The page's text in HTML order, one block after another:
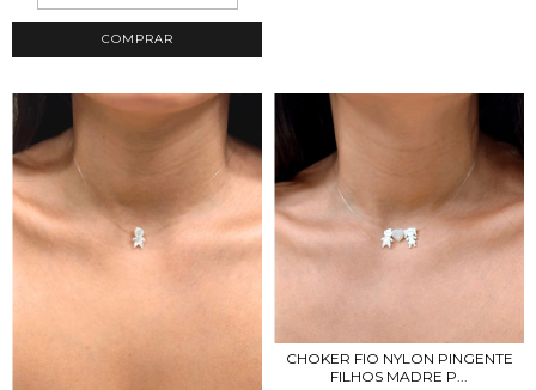
COMPRAR
CHOKER FIO NYLON PINGENTE
FILHOS MADRE P...